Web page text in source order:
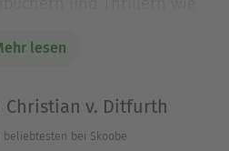
Historiker Josef Maria
»Endzeit« ist der
der preisgekrönten
lesen
Christian v. Ditfurth
beliebtesten bei Skoobe